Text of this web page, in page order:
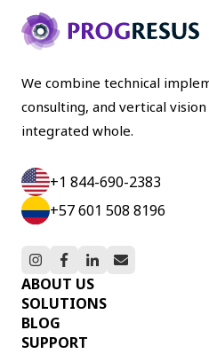
We combine technical
consulting, and vertical
integrated whole.
+1 844-690-2383
+57 601 508 8196
ABOUT US
SOLUTIONS
BLOG
SUPPORT